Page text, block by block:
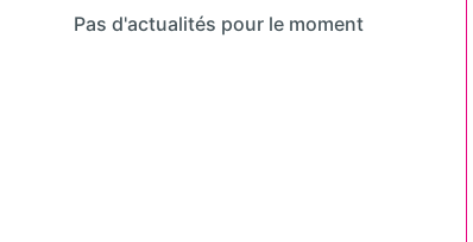
Pas d'actualités pour le moment